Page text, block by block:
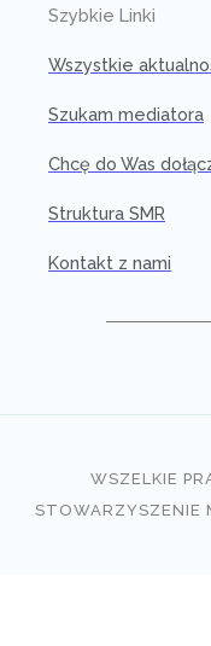
Szybkie Linki
Wszystkie
Szukam mediatora
Chcę do Was
Struktura SMR
Kontakt z nami
WSZELKIE
STOWARZYSZENIE